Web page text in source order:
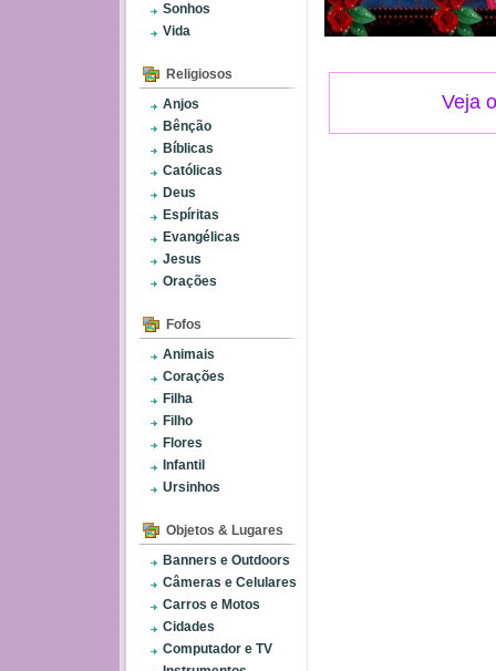
Sonhos
Vida
Religiosos
Anjos
Bênção
Bíblicas
Católicas
Deus
Espíritas
Evangélicas
Jesus
Orações
Fofos
Animais
Corações
Filha
Filho
Flores
Infantil
Ursinhos
Objetos & Lugares
Banners e Outdoors
Câmeras e Celulares
Carros e Motos
Cidades
Computador e TV
Veja